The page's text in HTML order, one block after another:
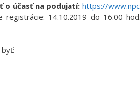
o účasť na podujatí: https://
registrácie: 14.10.2019 do 16.00
byť: